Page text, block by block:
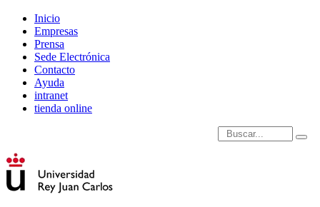
Inicio
Empresas
Prensa
Sede Electrónica
Contacto
Ayuda
intranet
tienda online
Introduce términos de